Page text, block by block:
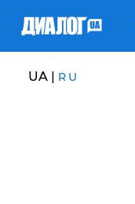
UA | RU